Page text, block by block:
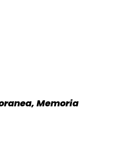
Memoria